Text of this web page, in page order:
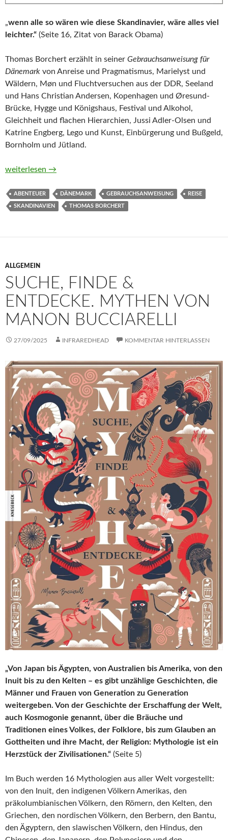
„wenn alle so wären wie diese Skandinavier, wäre alles viel
leichter.“ (Seite 16, Zitat von Barack Obama)
Thomas Borchert erzählt in seiner Gebrauchsanweisung für
Dänemark von Anreise und Pragmatismus, Marielyst und
Wäldern, Møn und Fluchtversuchen aus der DDR, Seeland
und Hans Christian Andersen, Kopenhagen und Øresund-
Brücke, Hygge und Königshaus, Festival und Alkohol,
Gleichheit und flachen Hierarchien, Jussi Adler-Olsen und
Katrine Engberg, Lego und Kunst, Einbürgerung und Bußgeld,
Bornholm und Jütland.
Gebrauchsanweisung für Dänemark von Thomas Borchert
weiterlesen →
ABENTEUER DÄNEMARK GEBRAUCHSANWEISUNG REISE
SKANDINAVIEN THOMAS BORCHERT
ALLGEMEIN
SUCHE, FINDE &
ENTDECKE. MYTHEN VON
MANON BUCCIARELLI
27/09/2025 INFRAREDHEAD KOMMENTAR HINTERLASSEN
„Von Japan bis Ägypten, von Australien bis Amerika, von den
Inuit bis zu den Kelten – es gibt unzählige Geschichten, die
Männer und Frauen von Generation zu Generation
weitergeben. Von der Geschichte der Erschaffung der Welt,
auch Kosmogonie genannt, über die Bräuche und
Traditionen eines Volkes, der Folklore, bis zum Glauben an
Gottheiten und ihre Macht, der Religion: Mythologie ist ein
Herzstück der Zivilisationen.“ (Seite 5)
Im Buch werden 16 Mythologien aus aller Welt vorgestellt:
von den Inuit, den indigenen Völkern Amerikas, den
präkolumbianischen Völkern, den Römern, den Kelten, den
Griechen, den nordischen Völkern, den Berbern, den Bantu,
den Ägyptern, den slawischen Völkern, den Hindus, den